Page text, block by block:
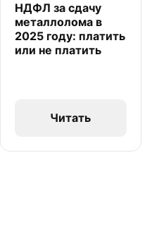
НДФЛ за сдачу
металлолома в
2025 году: платить
или не платить
Читать